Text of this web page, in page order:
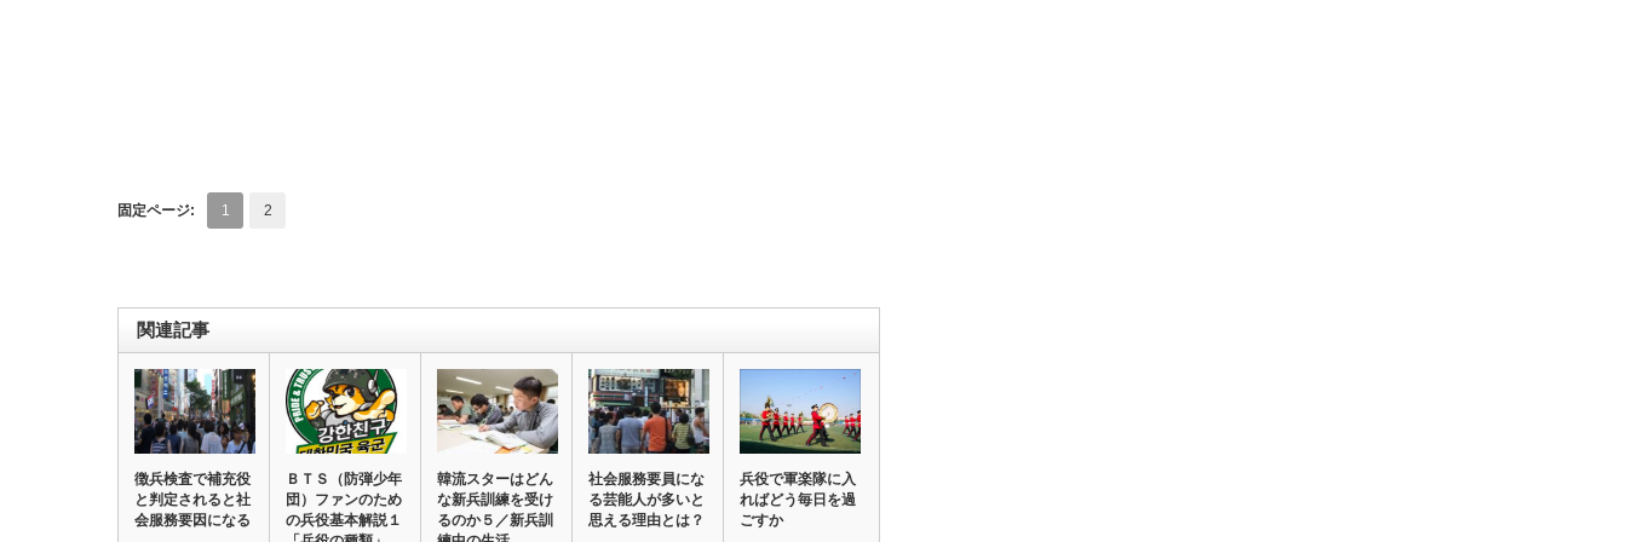
固定ページ: 1 2
関連記事
徴兵検査で補充役
と判定されると社
会服務要因になる
ＢＴＳ（防弾少年
団）ファンのため
の兵役基本解説１
韓流スターはどん
な新兵訓練を受け
るのか５／新兵訓
社会服務要員にな
る芸能人が多いと
思える理由とは？
兵役で軍楽隊に入
ればどう毎日を過
ごすか